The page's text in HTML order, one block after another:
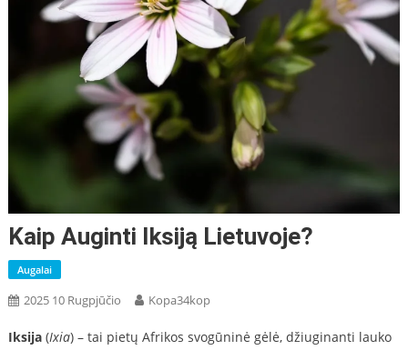
Kaip Auginti Iksiją Lietuvoje?
Augalai
2025 10 Rugpjūčio Kopa34kop
Iksija(Ixia) – tai pietų Afrikos svogūninė gėlė, džiuginanti lauko